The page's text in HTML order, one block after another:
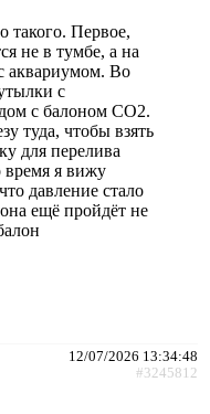
такого. Первое,
не в тумбе, а на
аквариумом. Во
с
с балоном СО2.
туда, чтобы взять
для перелива
время я вижу
давление стало
ещё пройдёт не
12/07/2026 13:34:48
#3245812